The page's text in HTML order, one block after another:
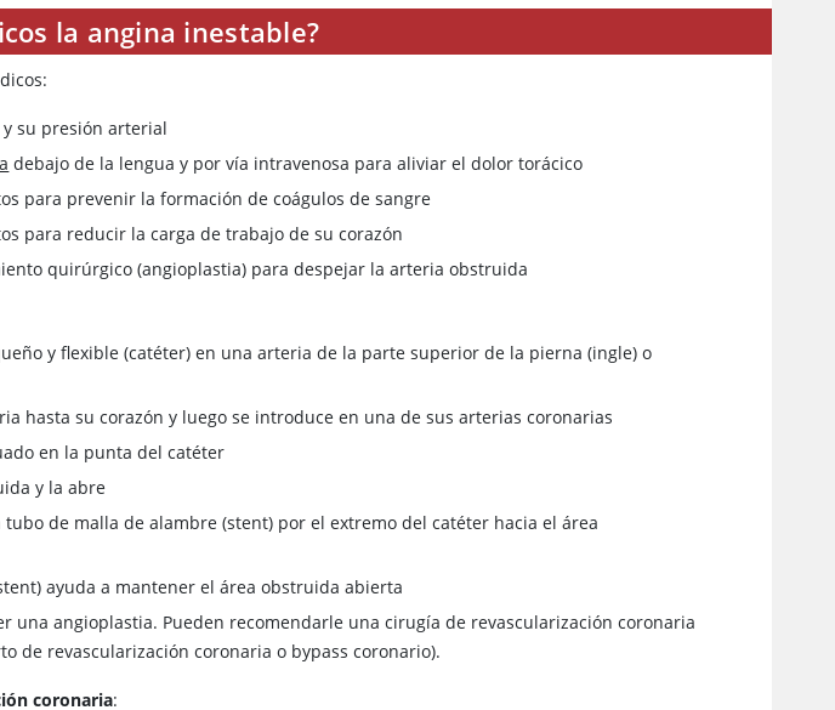
la angina inestable?
su presión arterial
debajo de la lengua y por vía intravenosa para aliviar el dolor torácico
para prevenir la formación de coágulos de sangre
para reducir la carga de trabajo de su corazón
quirúrgico (angioplastia) para despejar la arteria obstruida
y flexible (catéter) en una arteria de la parte superior de la pierna (ingle) o
hasta su corazón y luego se introduce en una de sus arterias coronarias
en la punta del catéter
y la abre
tubo de malla de alambre (stent) por el extremo del catéter hacia el área
ayuda a mantener el área obstruida abierta
una angioplastia. Pueden recomendarle una cirugía de revascularización coronaria
de revascularización coronaria o bypass coronario).
coronaria: